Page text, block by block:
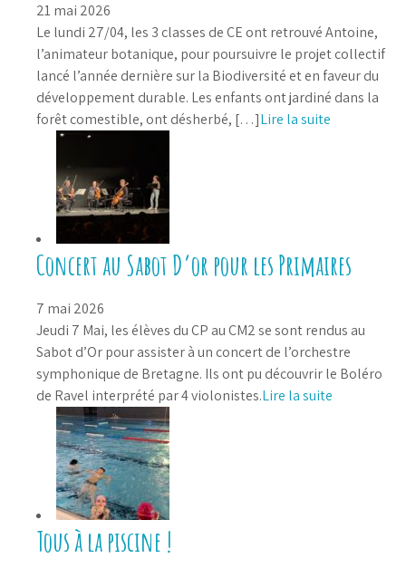
21 mai 2026
Le lundi 27/04, les 3 classes de CE ont retrouvé Antoine,
l’animateur botanique, pour poursuivre le projet collectif
lancé l’année dernière sur la Biodiversité et en faveur du
développement durable. Les enfants ont jardiné dans la
forêt comestible, ont désherbé, […]Lire la suite
Concert au Sabot D’or pour les Primaires
7 mai 2026
Jeudi 7 Mai, les élèves du CP au CM2 se sont rendus au
Sabot d’Or pour assister à un concert de l’orchestre
symphonique de Bretagne. Ils ont pu découvrir le Boléro
de Ravel interprété par 4 violonistes.Lire la suite
Tous à la piscine !